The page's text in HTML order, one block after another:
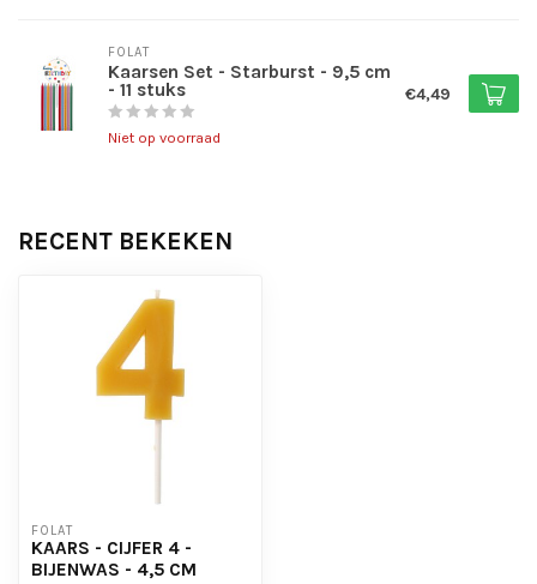
FOLAT
Kaarsen Set - Starburst - 9,5 cm
- 11 stuks
Niet op voorraad
€4,49
RECENT BEKEKEN
FOLAT
KAARS - CIJFER 4 -
BIJENWAS - 4,5 CM